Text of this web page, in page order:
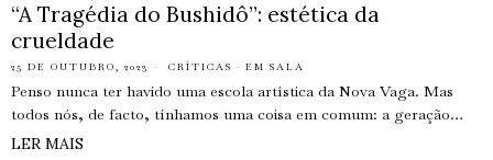
“A Tragédia do Bushidô”: estética da
crueldade
25 DE OUTUBRO, 2023 CRÍTICAS · EM SALA
Penso nunca ter havido uma escola artística da Nova Vaga. Mas
todos nós, de facto, tínhamos uma coisa em comum: a geração…
LER MAIS